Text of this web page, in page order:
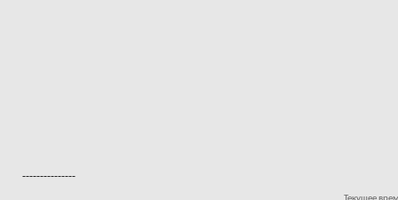
---------------